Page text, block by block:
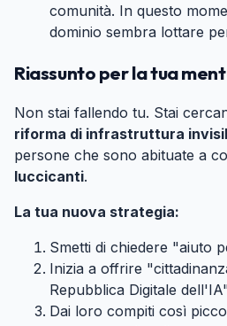
comunità. In questo
dominio sembra lottare
Riassunto per la tua
Non stai fallendo tu. Stai
riforma di infrastruttura
persone che sono abituate a
luccicanti.
La tua nuova strategia:
Smetti di chiedere "aiuto
Inizia a offrire
Repubblica Digitale
Dai loro compiti così